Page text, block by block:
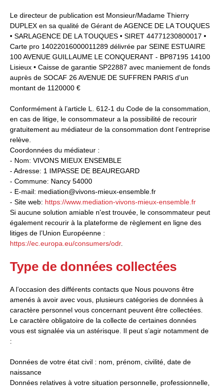
Le directeur de publication est Monsieur/Madame Thierry
DUPLEX en sa qualité de Gérant de AGENCE DE LA TOUQUES
• SARLAGENCE DE LA TOUQUES • SIRET 44771230800017 •
Carte pro 14022016000011289 délivrée par SEINE ESTUAIRE
100 AVENUE GUILLAUME LE CONQUERANT - BP87195 14100
Lisieux • Caisse de garantie SP22887 avec maniement de fonds
auprès de SOCAF 26 AVENUE DE SUFFREN PARIS d'un
montant de 1120000 €
Conformément à l’article L. 612-1 du Code de la consommation,
en cas de litige, le consommateur a la possibilité de recourir
gratuitement au médiateur de la consommation dont l’entreprise
relève.
Coordonnées du médiateur :
- Nom: VIVONS MIEUX ENSEMBLE
- Adresse: 1 IMPASSE DE BEAUREGARD
- Commune: Nancy 54000
- E-mail: mediation@vivons-mieux-ensemble.fr
- Site web: https://www.mediation-vivons-mieux-ensemble.fr
Si aucune solution amiable n'est trouvée, le consommateur peut
également recourir à la plateforme de règlement en ligne des
litiges de l’Union Européenne :
https://ec.europa.eu/consumers/odr.
Type de données collectées
A l’occasion des différents contacts que Nous pouvons être
amenés à avoir avec vous, plusieurs catégories de données à
caractère personnel vous concernant peuvent être collectées.
Le caractère obligatoire de la collecte de certaines données
vous est signalée via un astérisque. Il peut s’agir notamment de
:
Données de votre état civil : nom, prénom, civilité, date de
naissance
Données relatives à votre situation personnelle, professionnelle,